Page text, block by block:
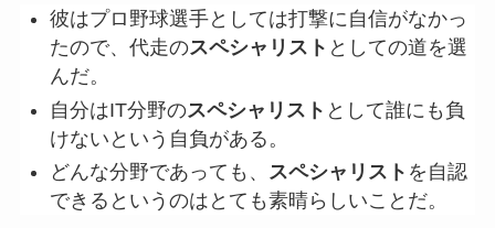
彼はプロ野球選手としては打撃に自信がなかっ
たので、代走のスペシャリスト としての道を選
んだ。
自分はIT分野のスペシャリスト として誰にも負
けないという自負がある。
どんな分野であっても、 スペシャリスト を自認
できるというのはとても素晴らしいことだ。